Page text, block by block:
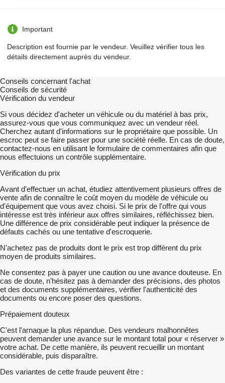
Important
Description est fournie par le vendeur. Veuillez vérifier tous les
détails directement auprès du vendeur.
Conseils concernant l'achat
Conseils de sécurité
Vérification du vendeur
Si vous décidez d'acheter un véhicule ou du matériel à bas prix,
assurez-vous que vous communiquez avec un vendeur réel.
Cherchez autant d'informations sur le propriétaire que possible. Un
escroc peut se faire passer pour une société réelle. En cas de doute,
contactez-nous en utilisant le formulaire de commentaires afin que
nous effectuions un contrôle supplémentaire.
Vérification du prix
Avant d'effectuer un achat, étudiez attentivement plusieurs offres de
vente afin de connaître le coût moyen du modèle de véhicule ou
d'équipement que vous avez choisi. Si le prix de l'offre qui vous
intéresse est très inférieur aux offres similaires, réfléchissez bien.
Une différence de prix considérable peut indiquer la présence de
défauts cachés ou une tentative d'escroquerie.
N'achetez pas de produits dont le prix est trop différent du prix
moyen de produits similaires.
Ne consentez pas à payer une caution ou une avance douteuse. En
cas de doute, n’hésitez pas à demander des précisions, des photos
et des documents supplémentaires, vérifier l'authenticité des
documents ou encore poser des questions.
Prépaiement douteux
C'est l'arnaque la plus répandue. Des vendeurs malhonnêtes
peuvent demander une avance sur le montant total pour « réserver »
votre achat. De cette manière, ils peuvent recueillir un montant
considérable, puis disparaître.
Des variantes de cette fraude peuvent être :